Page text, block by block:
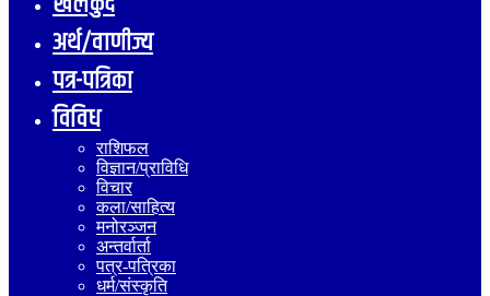
अर्थ/वाणीज्य
पत्र-पत्रिका
विविध
राशिफल
विज्ञान/प्राविधि
विचार
कला/साहित्य
मनोरञ्जन
अन्तर्वार्ता
पत्र-पत्रिका
धर्म/संस्कृति